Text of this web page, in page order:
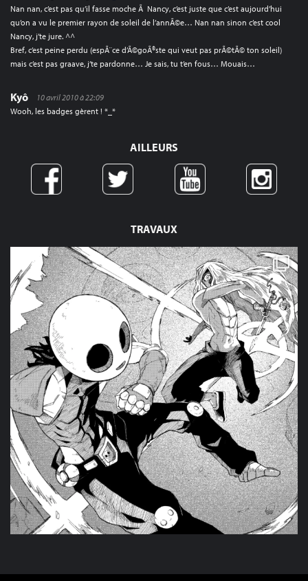
TRAVAUX
Nan nan, c’est pas qu’il fasse moche Ã Nancy, c’est juste que c’est aujourd’hui
qu’on a vu le premier rayon de soleil de l’annÃ©e… Nan nan sinon c’est cool
Nancy, j’te jure. ^^
Bref, c’est peine perdu (espÃ¨ce d’Ã©goÃ®ste qui veut pas prÃ©tÃ© ton soleil)
mais c’est pas graave, j’te pardonne… Je sais, tu t’en fous… Mouais…
Kyô
10 avril 2010 à 22:09
Wooh, les badges gèrent ! *_*
AILLEURS